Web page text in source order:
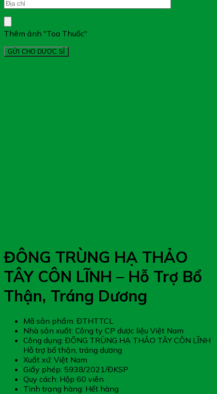
Thêm ảnh "Toa Thuốc"
ĐÔNG TRÙNG HẠ THẢO
TÂY CÔN LĨNH – Hỗ Trợ Bổ
Thận, Tráng Dương
Mã sản phẩm: ĐTHTTCL
Nhà sản xuất: Công ty CP dược liệu Việt Nam
Công dụng: ĐÔNG TRÙNG HẠ THẢO TÂY CÔN LĨNH
Hỗ trợ bổ thận, tráng dương
Xuất xứ: Việt Nam
Giấy phép: 5938/2021/ĐKSP
Quy cách: Hộp 60 viên
Tình trạng hàng: Hết hàng